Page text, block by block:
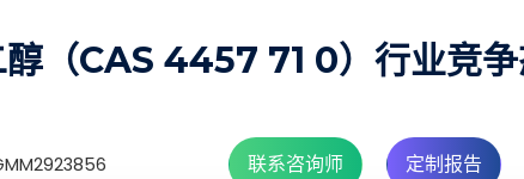
（CAS 4457 71 0）行业竞
联系咨询师 定制报告